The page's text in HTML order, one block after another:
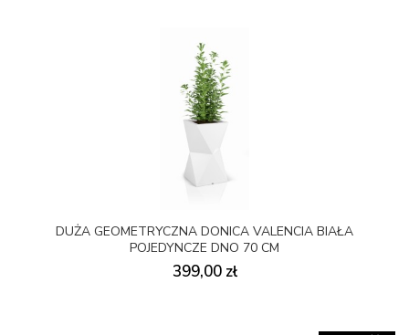
DUŻA GEOMETRYCZNA DONICA VALENCIA BIAŁA
POJEDYNCZE DNO 70 CM
399,00 zł